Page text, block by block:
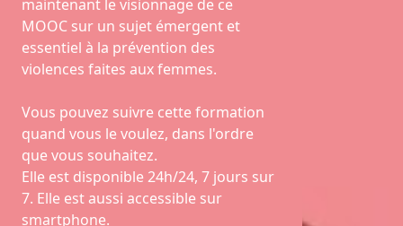
maintenant le visionnage de ce
MOOC sur un sujet émergent et
essentiel à la prévention des
violences faites aux femmes.
Vous pouvez suivre cette formation
quand vous le voulez, dans l'ordre
que vous souhaitez.
Elle est disponible 24h/24, 7 jours sur
7. Elle est aussi accessible sur
smartphone.